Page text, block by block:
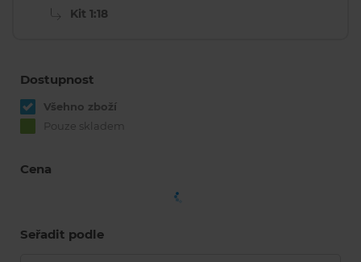
Kit 1:18
Dostupnost
Všehno zboží
Pouze skladem
Cena
Seřadit podle